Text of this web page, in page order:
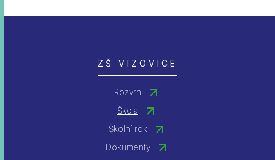
ZŠ VIZOVICE
Rozvrh
Škola
Školní rok
Dokumenty